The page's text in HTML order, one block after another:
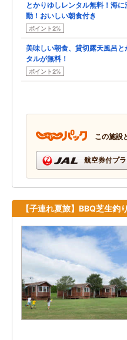
とかりゆしレンタル無料！海
動！おいしい朝食付き
ポイント2%
美味しい朝食、貸切露天風呂と
タルが無料！
ポイント2%
この施設
航空券付プ
【子連れ夏旅】BBQ芝生